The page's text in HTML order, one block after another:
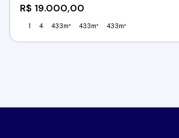
R$ 19.000,00
1 4 433m² 433m² 433m²